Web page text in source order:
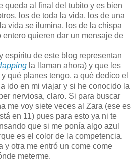
queda al final del tubito y es bien
los de toda la vida, los de una
vida se ilumina, los de la chispa
quieren dar un mensaje de
espíritu de este blog representan
la llaman ahora) y que les
qué planes tengo, a qué dedico el
ido en mi viajar y si he conocido la
nerviosa, claro. Si para buscar
me voy siete veces al Zara (ese es
en 11) pues para esto ya ni te
que si me ponía algo azul
es el color de la competencia.
y otra me entró un come come
meterme.